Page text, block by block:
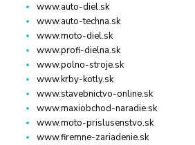
www.auto-diel.sk
www.auto-techna.sk
www.moto-diel.sk
www.profi-dielna.sk
www.polno-stroje.sk
www.krby-kotly.sk
www.stavebnictvo-online.sk
www.maxiobchod-naradie.sk
www.moto-prislusenstvo.sk
www.firemne-zariadenie.sk